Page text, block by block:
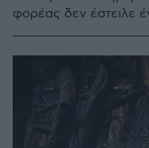
φορέας δεν έστειλε